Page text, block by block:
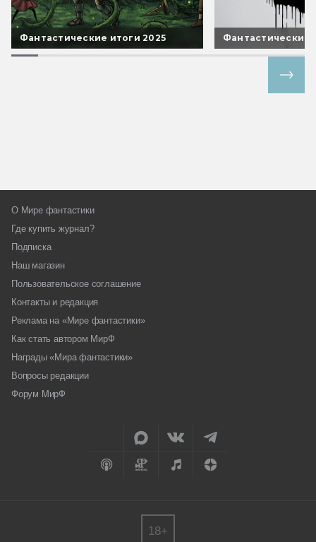
Фантастические итоги 2025 Фантастические
О Мире фантастики
Где купить журнал?
Подписка
Наш магазин
Пользовательское соглашение
Контакты и редакция
Реклама на «Мире фантастики»
Как стать автором МирФ
Награды «Мира фантастики»
Вопросы редакции
Форум МирФ
18+